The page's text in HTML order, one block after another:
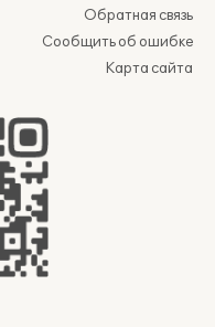
Обратная связь
Сообщить об ошибке
Карта сайта